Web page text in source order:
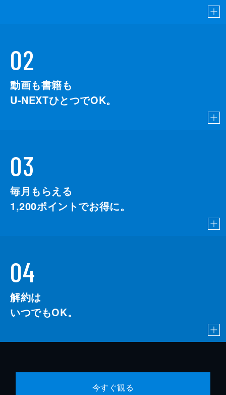
02
動画も書籍も
U-NEXTひとつでOK。
03
毎月もらえる
1,200ポイントでお得に。
04
解約は
いつでもOK。
今すぐ観る